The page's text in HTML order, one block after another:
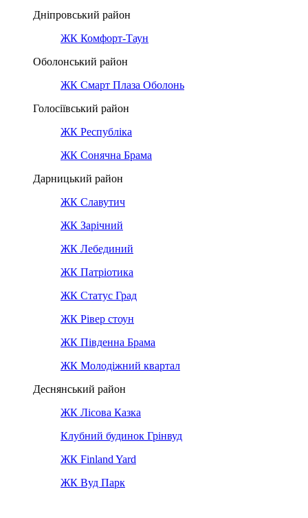
Дніпровський район
ЖК Комфорт-Таун
Оболонський район
ЖК Смарт Плаза Оболонь
Голосіївський район
ЖК Республіка
ЖК Сонячна Брама
Дарницький район
ЖК Славутич
ЖК Зарічний
ЖК Лебединий
ЖК Патріотика
ЖК Статус Град
ЖК Рівер стоун
ЖК Південна Брама
ЖК Молодіжний квартал
Деснянський район
ЖК Лісова Казка
Клубний будинок Грінвуд
ЖК Finland Yard
ЖК Вуд Парк